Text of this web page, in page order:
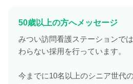
50歳以上の方へメッセージ
みつい訪問看護ステーションで
わらない採用を行っています。
今までに10名以上のシニア世代